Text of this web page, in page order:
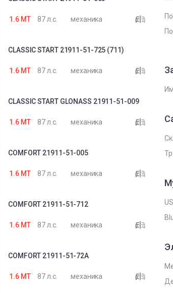
1.6 MT 87 л.с. механика
CLASSIC START 21911-51-725 (711)
1.6 MT 87 л.с. механика
CLASSIC START GLONASS 21911-51-009
1.6 MT 87 л.с. механика
COMFORT 21911-51-005
1.6 MT 87 л.с. механика
COMFORT 21911-51-712
1.6 MT 87 л.с. механика
COMFORT 21911-51-72A
1.6 MT 87 л.с. механика